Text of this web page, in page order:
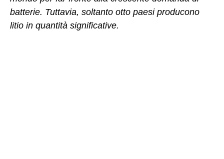
batterie. Tuttavia, soltanto otto paesi producono
litio in quantità significative.